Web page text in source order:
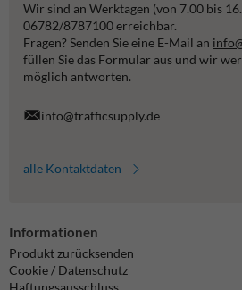
Wir sind an Werktagen (von 7.00 bis
06782/8787100 erreichbar.
Fragen? Senden Sie eine E-Mail an
füllen Sie das Formular aus und wir
möglich antworten.
info@trafficsupply.de
alle Kontaktdaten
Informationen
Produkt zurücksenden
Cookie / Datenschutz
Haftungsausschluss